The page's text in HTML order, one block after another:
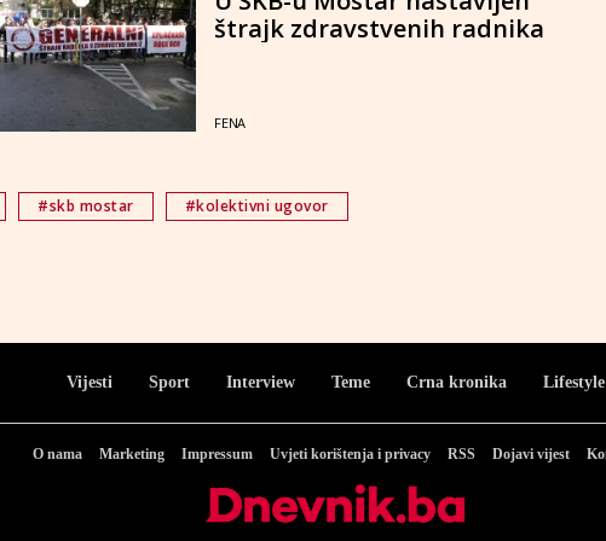
štrajk zdravstvenih radnika
FENA
#skb mostar #kolektivni ugovor
Vijesti Sport Interview Teme Crna kronika Lifestyle
O nama Marketing Impressum Uvjeti korištenja i privacy RSS Dojavi vijest